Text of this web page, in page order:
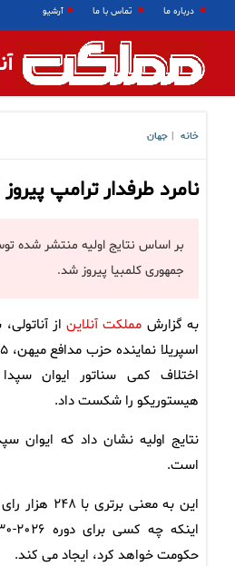
درباره ما تماس با ما آرشیو
خانه جهان
نامرد طرفدار ترامپ
بر اساس نتایج اولیه منتشر شده
جمهوری کلمبیا پیروز شد.
به گزارش مملکت آنلاین
اختلاف کمی سناتور ایوان
هیستوریکو را شکست داد.
است.
این به
حکومت خواهد کرد، ایجاد می کند.